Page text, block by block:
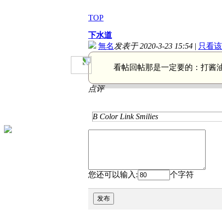
TOP
下水道
無名发表于 2020-3-23 15:54 | 只看
看帖回帖那是一定要的： 打酱
点评
B Color Link Smilies
您还可以输入: 个字符
发布